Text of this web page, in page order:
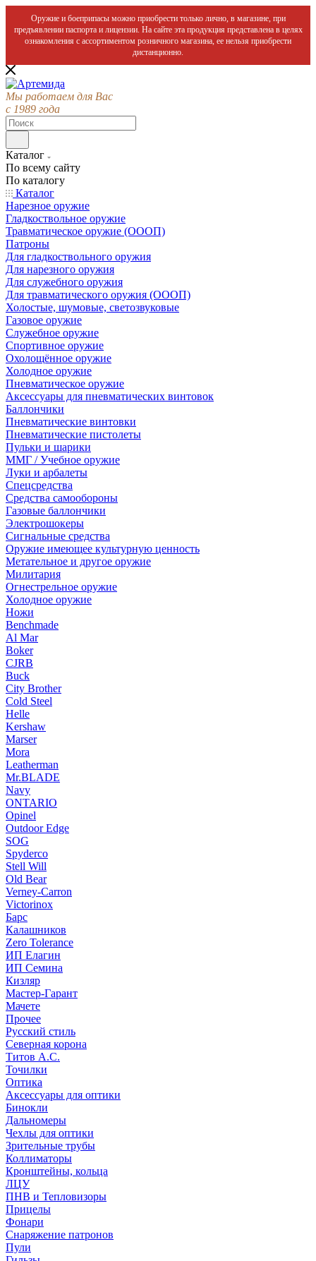
Оружие и боеприпасы можно приобрести только лично, в магазине, при
предъявлении паспорта и лицензии. На сайте эта продукция представлена в целях
ознакомления с ассортиментом розничного магазина, ее нельзя приобрести
дистанционно.
Мы работаем для Вас
с 1989 года
Каталог
По всему сайту
По каталогу
Каталог
Нарезное оружие
Гладкоствольное оружие
Травматическое оружие (ОООП)
Патроны
Для гладкоствольного оружия
Для нарезного оружия
Для служебного оружия
Для травматического оружия (ОООП)
Холостые, шумовые, светозвуковые
Газовое оружие
Служебное оружие
Спортивное оружие
Охолощённое оружие
Холодное оружие
Пневматическое оружие
Аксессуары для пневматических винтовок
Баллончики
Пневматические винтовки
Пневматические пистолеты
Пульки и шарики
ММГ / Учебное оружие
Луки и арбалеты
Спецсредства
Средства самообороны
Газовые баллончики
Электрошокеры
Сигнальные средства
Оружие имеющее культурную ценность
Метательное и другое оружие
Милитария
Огнестрельное оружие
Холодное оружие
Ножи
Benchmade
Al Mar
Boker
CJRB
Buck
City Brother
Cold Steel
Helle
Kershaw
Marser
Mora
Leatherman
Mr.BLADE
Navy
ONTARIO
Opinel
Outdoor Edge
SOG
Spyderco
Stell Will
Old Bear
Verney-Carron
Victorinox
Барс
Калашников
Zero Tolerance
ИП Елагин
ИП Семина
Кизляр
Мастер-Гарант
Мачете
Прочее
Русский стиль
Северная корона
Титов А.С.
Точилки
Оптика
Аксессуары для оптики
Бинокли
Дальномеры
Чехлы для оптики
Зрительные трубы
Коллиматоры
Кронштейны, кольца
ЛЦУ
ПНВ и Тепловизоры
Прицелы
Фонари
Снаряжение патронов
Пули